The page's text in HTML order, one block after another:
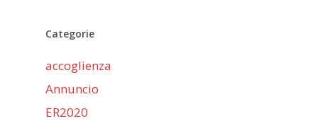
Categorie
accoglienza
Annuncio
ER2020